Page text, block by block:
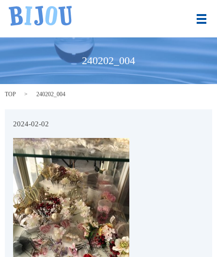
メ
240202_004
TOP 240202_004
2024-02-02